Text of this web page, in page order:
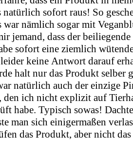
sofort raus! So
war nämlich sogar mit
jemand, dass der beiliegende
sofort eine ziemlich
keine Antwort darauf
halt nur das Produkt selber
natürlich auch der einzige
den ich nicht explizit auf
habe. Typisch sowas!
man sich einigermaßen
das Produkt, aber nicht